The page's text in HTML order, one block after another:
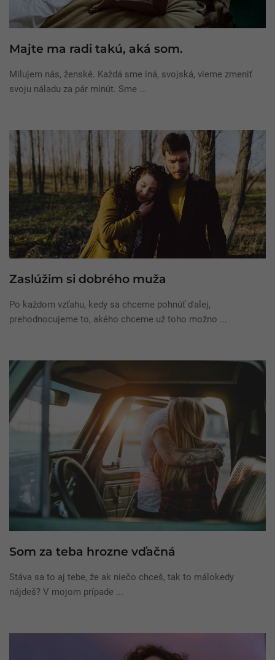
Majte ma radi takú, aká som.
Milujem nás, ženské. Každá sme iná, svojská, vieme zmeniť
svoju náladu za pár minút. Sme ...
Zaslúžim si dobrého muža
Po každom vzťahu, kedy sa chceme pohnúť ďalej,
prehodnocujeme to, akého chceme už toho možno ...
Som za teba hrozne vďačná
Stáva sa to aj tebe, že ak niečo chceš, tak to málokedy
nájdeš? V mojom prípade ...